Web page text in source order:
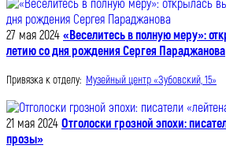
27 мая 2024 «Веселитесь в полную меру»:
летию со дня рождения Сергея Параджанова
Привязка к отделу: Музейный центр «Зубовский, 15»
21 мая 2024 Отголоски грозной эпохи:
прозы»